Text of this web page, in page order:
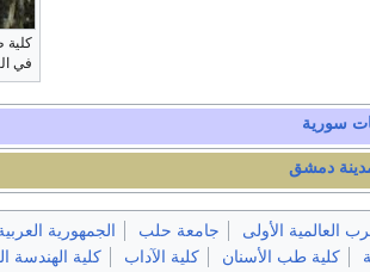
في
سورية
دمشق
العالمية الأولى جامعة حلب الجمهورية
كلية طب الأسنان كلية الآداب كلية الهندسة